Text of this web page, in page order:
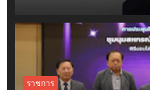
ราชการ